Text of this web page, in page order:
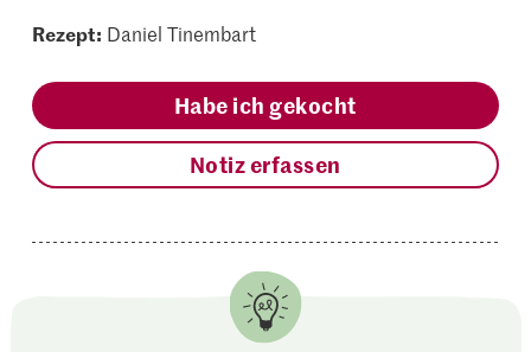
Rezept: Daniel Tinembart
Habe ich gekocht
Notiz erfassen